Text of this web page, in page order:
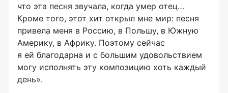
что эта песня звучала, когда умер отец…
Кроме того, этот хит открыл мне мир: песня
привела меня в Россию, в Польшу, в Южную
Америку, в Африку. Поэтому сейчас
я ей благодарна и с большим удовольствием
могу исполнять эту композицию хоть каждый
день».